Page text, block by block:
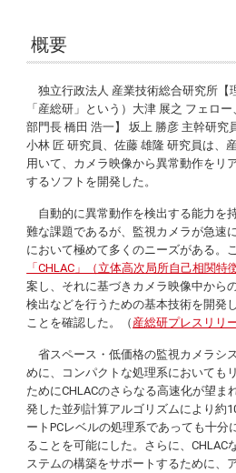
概要
独立行政法人 産業技術総合研究所【
「産総研」という）大津 展之 フェロ
部門長 橋田 浩一】 坂上 勝彦 主幹研究
小林 匠 研究員、佐藤 雄隆 研究員は、
用いて、カメラ映像から異常動作をリ
するソフトを開発した。
自動的に異常動作を検出する能力を
難な課題であるが、監視カメラが急速
において極めて多くのニーズがある。
「CHLAC」（立体高次局所自己相関特
案し、それに基づきカメラ映像中から
検出などを行うための基本技術を開発
ことを確認した。（ 産総研プレスリリ
省スペース・低価格の監視カメラシ
めに、コンパクトな処理系においても
ためにCHLACのさらなる高速化が望ま
発した並列計算アルゴリズムにより約
ートPCレベルの処理系であっても十分
ることを可能にした。さらに、CHLAC
ステムの構築をサポートするために、